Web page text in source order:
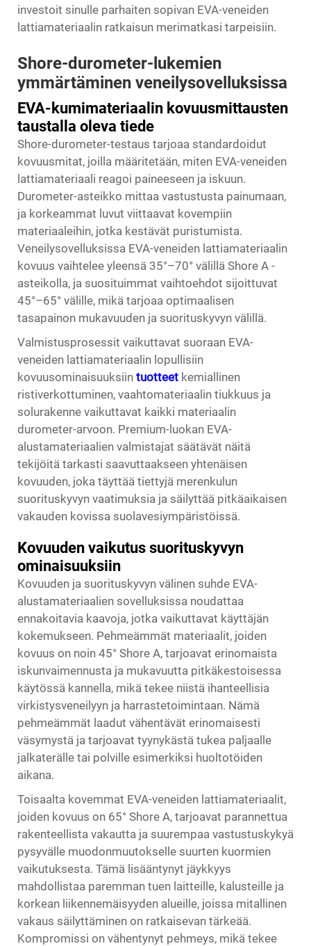
investoit sinulle parhaiten sopivan EVA-veneiden
lattiamateriaalin ratkaisun merimatkasi tarpeisiin.
Shore-durometer-lukemien
ymmärtäminen veneilysovelluksissa
EVA-kumimateriaalin kovuusmittausten
taustalla oleva tiede
Shore-durometer-testaus tarjoaa standardoidut
kovuusmitat, joilla määritetään, miten EVA-veneiden
lattiamateriaali reagoi paineeseen ja iskuun.
Durometer-asteikko mittaa vastustusta painumaan,
ja korkeammat luvut viittaavat kovempiin
materiaaleihin, jotka kestävät puristumista.
Veneilysovelluksissa EVA-veneiden lattiamateriaalin
kovuus vaihtelee yleensä 35°–70° välillä Shore A -
asteikolla, ja suosituimmat vaihtoehdot sijoittuvat
45°–65° välille, mikä tarjoaa optimaalisen
tasapainon mukavuuden ja suorituskyvyn välillä.
Valmistusprosessit vaikuttavat suoraan EVA-
veneiden lattiamateriaalin lopullisiin
kovuusominaisuuksiin tuotteet kemiallinen
ristiverkottuminen, vaahtomateriaalin tiukkuus ja
solurakenne vaikuttavat kaikki materiaalin
durometer-arvoon. Premium-luokan EVA-
alustamateriaalien valmistajat säätävät näitä
tekijöitä tarkasti saavuttaakseen yhtenäisen
kovuuden, joka täyttää tiettyjä merenkulun
suorituskyvyn vaatimuksia ja säilyttää pitkäaikaisen
vakauden kovissa suolavesiympäristöissä.
Kovuuden vaikutus suorituskyvyn
ominaisuuksiin
Kovuuden ja suorituskyvyn välinen suhde EVA-
alustamateriaalien sovelluksissa noudattaa
ennakoitavia kaavoja, jotka vaikuttavat käyttäjän
kokemukseen. Pehmeämmät materiaalit, joiden
kovuus on noin 45° Shore A, tarjoavat erinomaista
iskunvaimennusta ja mukavuutta pitkäkestoisessa
käytössä kannella, mikä tekee niistä ihanteellisia
virkistysveneilyyn ja harrastetoimintaan. Nämä
pehmeämmät laadut vähentävät erinomaisesti
väsymystä ja tarjoavat tyynykästä tukea paljaalle
jalkaterälle tai polville esimerkiksi huoltotöiden
aikana.
Toisaalta kovemmat EVA-veneiden lattiamateriaalit,
joiden kovuus on 65° Shore A, tarjoavat parannettua
rakenteellista vakautta ja suurempaa vastustuskykyä
pysyvälle muodonmuutokselle suurten kuormien
vaikutuksesta. Tämä lisääntynyt jäykkyys
mahdollistaa paremman tuen laitteille, kalusteille ja
korkean liikennemäisyyden alueille, joissa mitallinen
vakaus säilyttäminen on ratkaisevan tärkeää.
Kompromissi on vähentynyt pehmeys, mikä tekee